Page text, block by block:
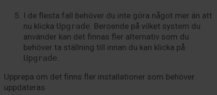
I de flesta fall behöver du inte göra något mer än att
nu klicka Upgrade. Beroende på vilket system du
använder kan det finnas fler alternativ som du
behöver ta ställning till innan du kan klicka på
Upgrade.
Upprepa om det finns fler installationer som behöver
uppdateras.